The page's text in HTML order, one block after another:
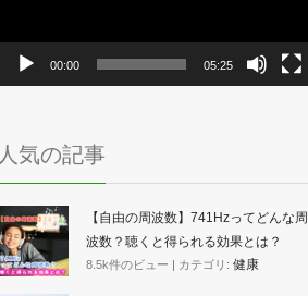
00:00 05:25
人気の記事
【自由の周波数】741Hzってどんな周
波数？聴くと得られる効果とは？
8.5k件のビュー | カテゴリ: 健康